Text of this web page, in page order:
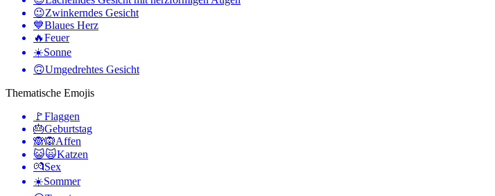
😉Zwinkerndes Gesicht
💙Blaues Herz
🔥Feuer
☀️Sonne
🙃Umgedrehtes Gesicht
Thematische Emojis
🚩Flaggen
🎂Geburtstag
🙈🙉Affen
😺🙀Katzen
💏Sex
☀️Sommer